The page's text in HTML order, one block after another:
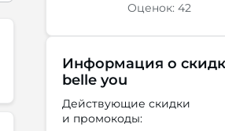
Оценок: 42
Информация о
belle you
Действующие скидки
и промокоды: